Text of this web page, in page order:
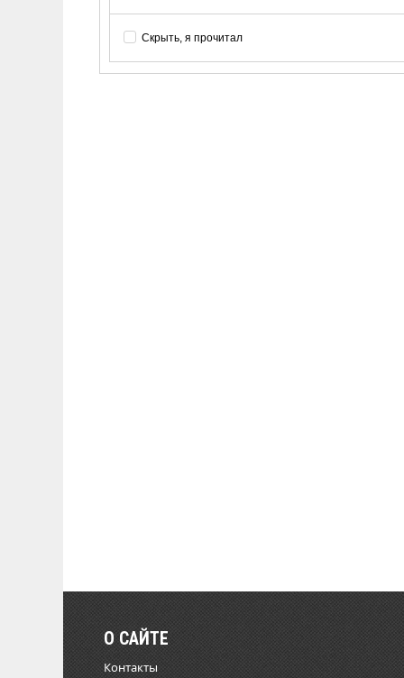
Скрыть, я прочитал
О САЙТЕ
Контакты